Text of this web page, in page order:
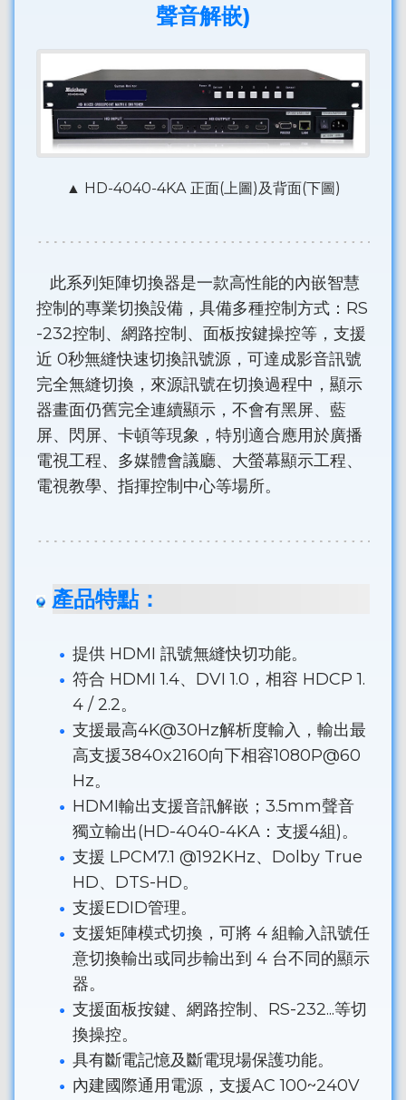
聲音解嵌)
▲ HD-4040-4KA 正面(上圖)及背面(下圖)
此系列矩陣切換器是一款高性能的內嵌智慧
控制的專業切換設備，具備多種控制方式：RS
-232控制、網路控制、面板按鍵操控等，支援
近 0秒無縫快速切換訊號源，可達成影音訊號
完全無縫切換，來源訊號在切換過程中，顯示
器畫面仍舊完全連續顯示，不會有黑屏、藍
屏、閃屏、卡頓等現象，特別適合應用於廣播
電視工程、多媒體會議廳、大螢幕顯示工程、
電視教學、指揮控制中心等場所。
產品特點：
提供 HDMI 訊號無縫快切功能。
符合 HDMI 1.4、DVI 1.0，相容 HDCP 1.
4 / 2.2。
支援最高4K@30Hz解析度輸入，輸出最
高支援3840x2160向下相容1080P@60
Hz。
HDMI輸出支援音訊解嵌；3.5mm聲音
獨立輸出(HD-4040-4KA：支援4組)。
支援 LPCM7.1 @192KHz、Dolby True
HD、DTS-HD。
支援EDID管理。
支援矩陣模式切換，可將 4 組輸入訊號任
意切換輸出或同步輸出到 4 台不同的顯示
器。
支援面板按鍵、網路控制、RS-232...等切
換操控。
具有斷電記憶及斷電現場保護功能。
內建國際通用電源，支援AC 100~240V